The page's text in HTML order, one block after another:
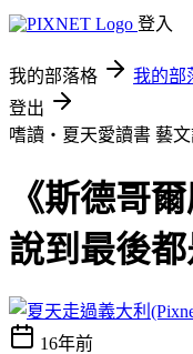
登入
我的部落格 我的部
登出
嗜讀‧夏天愛讀書 藝
《斯德哥
說到最後
16年前